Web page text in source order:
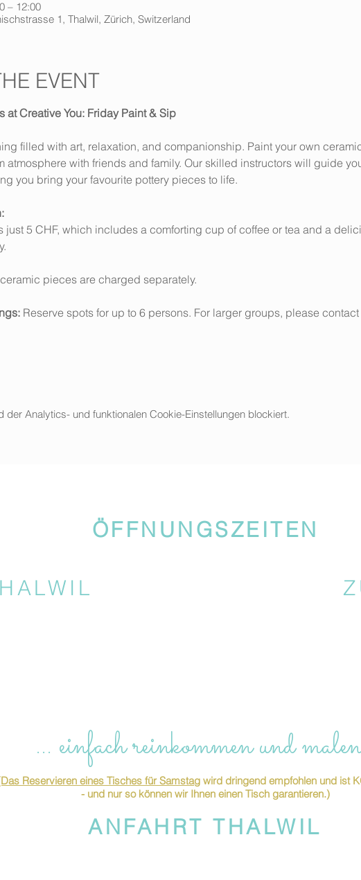
– 12:00
1, Thalwil, Zürich, Switzerland
EVENT
at Creative You: Friday Paint & Sip
filled with art, relaxation, and companionship. Paint your own
atmosphere with friends and family. Our skilled instructors will guide
you bring your favourite pottery pieces to life.
just 5 CHF, which includes a comforting cup of coffee or tea and a
pieces are charged separately.
Reserve spots for up to 6 persons. For larger groups, please
Analytics- und funktionalen Cookie-Einstellungen blockiert.
ÖFFNUNGSZEITEN
ANFAHRT THALWIL
… einfach reinkommen und
Reservieren eines Tisches für Samstag wird dringend empfohlen und ist
- und nur so können wir Ihnen einen Tisch garantieren.)